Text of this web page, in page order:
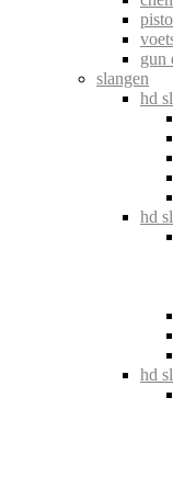
gun
slangen
hd
hd
hd